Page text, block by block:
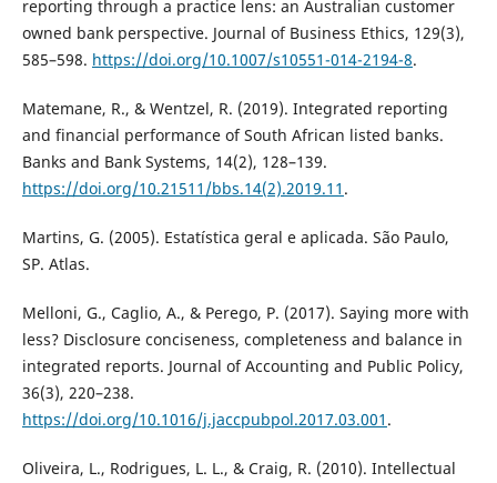
reporting through a practice lens: an Australian customer
owned bank perspective. Journal of Business Ethics, 129(3),
585–598. https://doi.org/10.1007/s10551-014-2194-8.
Matemane, R., & Wentzel, R. (2019). Integrated reporting
and financial performance of South African listed banks.
Banks and Bank Systems, 14(2), 128–139.
https://doi.org/10.21511/bbs.14(2).2019.11 .
Martins, G. (2005). Estatística geral e aplicada. São Paulo,
SP. Atlas.
Melloni, G., Caglio, A., & Perego, P. (2017). Saying more with
less? Disclosure conciseness, completeness and balance in
integrated reports. Journal of Accounting and Public Policy,
36(3), 220–238.
https://doi.org/10.1016/j.jaccpubpol.2017.03.001 .
Oliveira, L., Rodrigues, L. L., & Craig, R. (2010). Intellectual